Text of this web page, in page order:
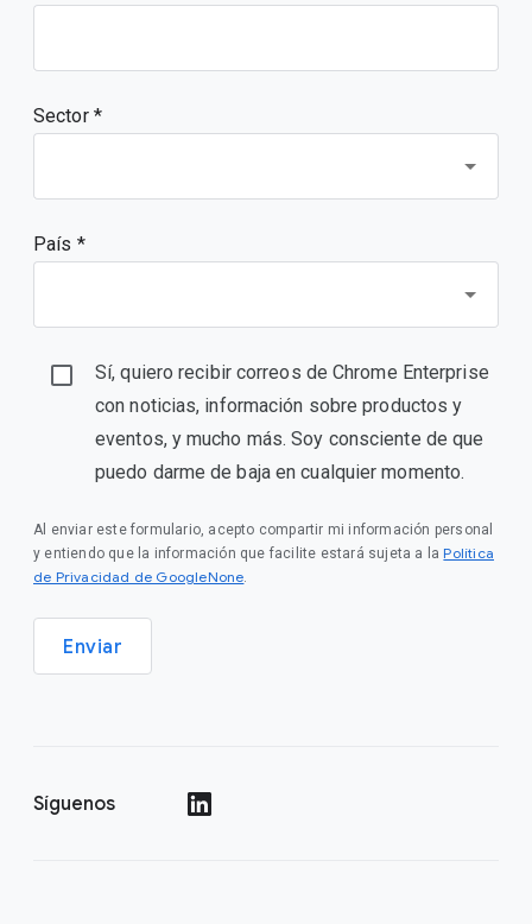
Sector *
País *
Sí, quiero recibir correos de Chrome Enterprise
con noticias, información sobre productos y
eventos, y mucho más. Soy consciente de que
puedo darme de baja en cualquier momento.
Al enviar este formulario, acepto compartir mi información personal
y entiendo que la información que facilite estará sujeta a la Política
de Privacidad de GoogleNone.
Enviar
Síguenos